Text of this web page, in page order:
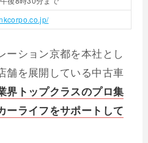
ーション京都を本社とし
舗を展開している中古車
界トップクラスのプロ集
ーライフをサポートして